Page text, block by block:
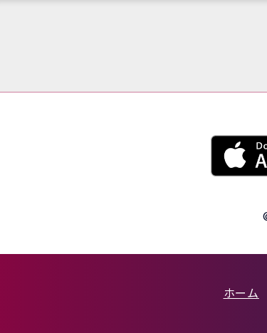
ホーム